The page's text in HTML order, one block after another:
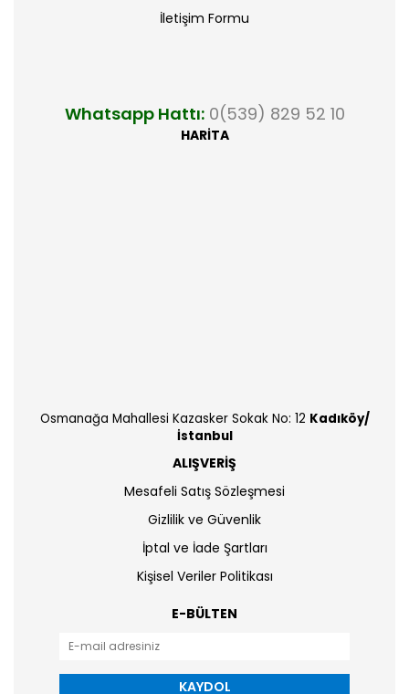
İletişim Formu
Whatsapp Hattı: 0(539) 829 52 10
HARİTA
Osmanağa Mahallesi Kazasker Sokak No: 12 Kadıköy/
İstanbul
ALIŞVERİŞ
Mesafeli Satış Sözleşmesi
Gizlilik ve Güvenlik
İptal ve İade Şartları
Kişisel Veriler Politikası
E-BÜLTEN
KAYDOL